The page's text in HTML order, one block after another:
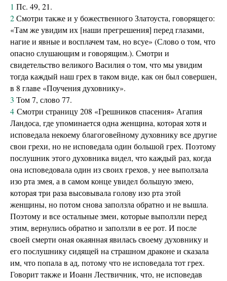
1 Пс. 49, 21.
2Смотри также и у божественного Златоуста, говорящего:
«Там же увидим их [наши прегрешения] перед глазами,
нагие и явные и восплачем там, но всуе» (Слово о том, что
опасно слушающим и говорящим.). Смотри и
свидетельство великого Василия о том, что мы увидим
тогда каждый наш грех в таком виде, как он был совершен,
в 8 главе «Поучения духовнику».
3 Том 7, слово 77.
4 Смотри страницу 208 «Грешников спасения» Агапия
Ландоса, где упоминается одна женщина, которая хотя и
исповедала некоему благоговейному духовнику все другие
свои грехи, но не исповедала один большой грех. Поэтому
послушник этого духовника видел, что каждый раз, когда
она исповедовала один из своих грехов, у нее выползала
изо рта змея, а в самом конце увидел большую змею,
которая три раза высовывала голову изо рта этой
женщины, но потом снова заползла обратно и не вышла.
Поэтому и все остальные змеи, которые выползли перед
этим, вернулись обратно и заползли в ее рот. И после
своей смерти оная окаянная явилась своему духовнику и
его послушнику сидящей на страшном драконе и сказала
им, что попала в ад, потому что не исповедала тот грех.
Говорит также и Иоанн Лествичник, что, не исповедав